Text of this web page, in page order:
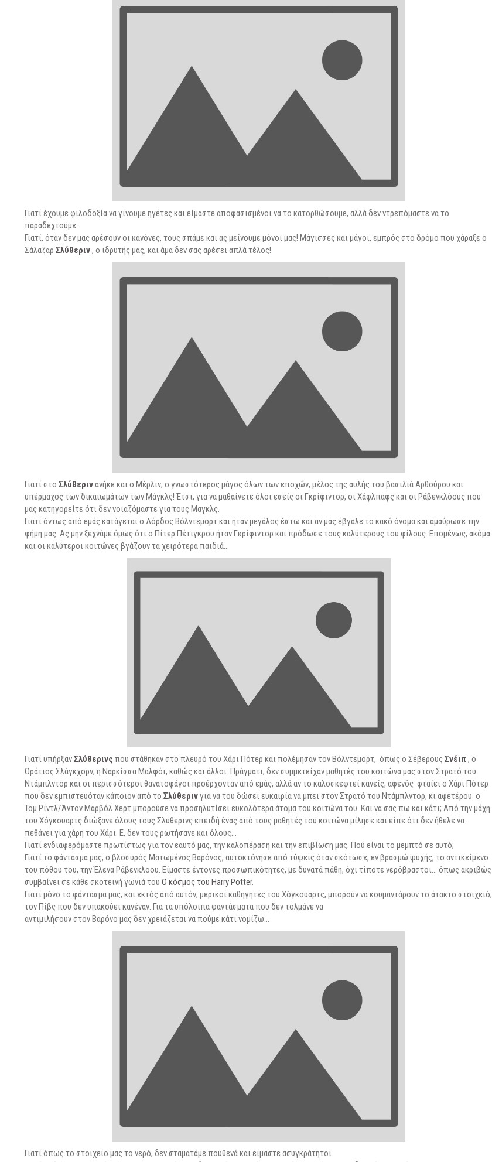
Γιατί έχουμε φιλοδοξία να γίνουμε ηγέτες και είμαστε αποφασισμένοι να το κατορθώσουμε, αλλά δεν ντρεπόμαστε να το
παραδεχτούμε.
Γιατί, όταν δεν μας αρέσουν οι κανόνες, τους σπάμε και ας μείνουμε μόνοι μας! Μάγισσες και μάγοι, εμπρός στο δρόμο που χάραξε ο
Σάλαζαρ Σλύθεριν, ο ιδρυτής μας, και άμα δεν σας αρέσει απλά τέλος!
Γιατί στο Σλύθερινανήκε και ο Μέρλιν, ο γνωστότερος μάγος όλων των εποχών, μέλος της αυλής του βασιλιά Αρθούρου και
υπέρμαχος των δικαιωμάτων των Μάγκλς! Έτσι, για να μαθαίνετε όλοι εσείς οι Γκρίφιντορ, οι Χάφλπαφς και οι Ράβενκλόους που
μας κατηγορείτε ότι δεν νοιαζόμαστε για τους Μαγκλς.
Γιατί όντως από εμάς κατάγεται ο Λόρδος Βόλντεμορτ και ήταν μεγάλος έστω και αν μας έβγαλε το κακό όνομα και αμαύρωσε την
φήμη μας. Ας μην ξεχνάμε όμως ότι ο Πίτερ Πέτιγκρου ήταν Γκρίφιντορ και πρόδωσε τους καλύτερούς του φίλους. Επομένως, ακόμα
και οι καλύτεροι κοιτώνες βγάζουν τα χειρότερα παιδιά…
Γιατί υπήρξανΣλύθερινς που στάθηκαν στο πλευρό του Χάρι Πότερ και πολέμησαν τον Βόλντεμορτ, όπως ο Σέβερους Σνέιπ , ο
Οράτιος Σλάγκχορν, η Ναρκίσσα Μαλφόι, καθώς και άλλοι. Πράγματι, δεν συμμετείχαν μαθητές του κοιτώνα μας στον Στρατό του
Ντάμπλντορ και οι περισσότεροι θανατοφάγοι προέρχονταν από εμάς, αλλά αν το καλοσκεφτεί κανείς, αφενός φταίει ο Χάρι Πότερ
που δεν εμπιστευόταν κάποιον από το Σλύθερινγια να του δώσει ευκαιρία να μπει στον Στρατό του Ντάμπλντορ, κι αφετέρου ο
Τομ Ρίντλ/Άντον Μαρβόλ Χερτ μπορούσε να προσηλυτίσει ευκολότερα άτομα του κοιτώνα του. Και να σας πω και κάτι; Από την μάχη
του Χόγκουαρτς διώξανε όλους τους Σλύθερινς επειδή ένας από τους μαθητές του κοιτώνα μίλησε και είπε ότι δεν ήθελε να
πεθάνει για χάρη του Χάρι. Ε, δεν τους ρωτήσανε και όλους…
Γιατί ενδιαφερόμαστε πρωτίστως για τον εαυτό μας, την καλοπέραση και την επιβίωση μας. Πού είναι το μεμπτό σε αυτό;
Γιατί το φάντασμα μας, ο βλοσυρός Ματωμένος Βαρόνος, αυτοκτόνησε από τύψεις όταν σκότωσε, εν βρασμώ ψυχής, το αντικείμενο
του πόθου του, την Έλενα Ράβενκλοου. Είμαστε έντονες προσωπικότητες, με δυνατά πάθη, όχι τίποτε νερόβραστοι… όπως ακριβώς
συμβαίνει σε κάθε σκοτεινή γωνιά του Ο κόσμος του Harry Potter.
Γιατί μόνο το φάντασμα μας, και εκτός από αυτόν, μερικοί καθηγητές του Χόγκουαρτς, μπορούν να κουμαντάρουν το άτακτο στοιχειό,
τον Πίβς που δεν υπακούει κανέναν. Για τα υπόλοιπα φαντάσματα που δεν τολμάνε να
αντιμιλήσουν στον Βαρόνο μας δεν χρειάζεται να πούμε κάτι νομίζω…
Γιατί όπως το στοιχείο μας το νερό, δεν σταματάμε πουθενά και είμαστε ασυγκράτητοι.